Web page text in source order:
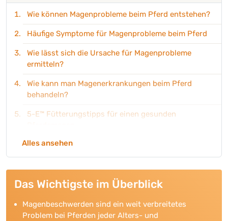
Wie können Magenprobleme beim Pferd entstehen?
Häufige Symptome für Magenprobleme beim Pferd
Wie lässt sich die Ursache für Magenprobleme
ermitteln?
Wie kann man Magenerkrankungen beim Pferd
behandeln?
5-E™ Fütterungstipps für einen gesunden
Alles ansehen
Das Wichtigste im Überblick
Magenbeschwerden sind ein weit verbreitetes
Problem bei Pferden jeder Alters- und